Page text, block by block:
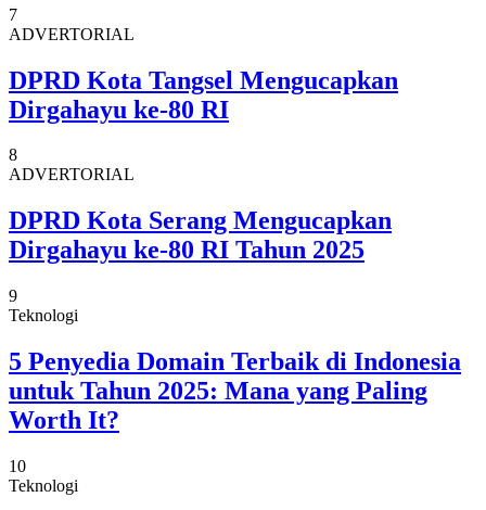
7
ADVERTORIAL
DPRD Kota Tangsel Mengucapkan
Dirgahayu ke-80 RI
8
ADVERTORIAL
DPRD Kota Serang Mengucapkan
Dirgahayu ke-80 RI Tahun 2025
9
Teknologi
5 Penyedia Domain Terbaik di Indonesia
untuk Tahun 2025: Mana yang Paling
Worth It?
10
Teknologi